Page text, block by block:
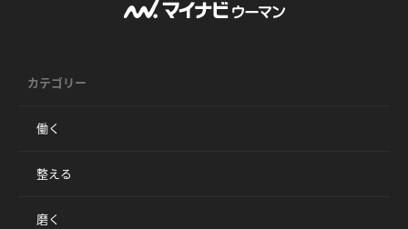
カテゴリー
働く
整える
磨く